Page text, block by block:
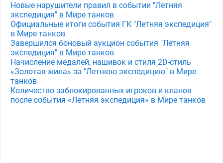
Новые нарушители правил в событии "Летняя
экспедиция" в Мире танков
Официальные итоги события ГК "Летняя экспедиция"
в Мире танков
Завершился боновый аукцион события "Летняя
экспедиция" в Мире танков
Начисление медалей, нашивок и стиля 2D-стиль
«Золотая жила» за "Летнюю экспедицию" в Мире
танков
Количество заблокированных игроков и кланов
после события «Летняя экспедиция» в Мире танков